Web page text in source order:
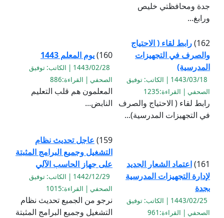
جدة ومحافظتي خليص
ورابغ...
162) رابط لقاء ( الاحتياج
والصرف في التجهيزات
المدرسية)
1443/03/18 | الكاتب: توفيق
الصحفي | القراءة:1235
رابط لقاء ( الاحتياج والصرف
في التجهيزات المدرسية)...
160) يوم المعلم 1443
1443/02/28 | الكاتب: توفيق
الصحفي | القراءة:886
المعلمون هم قلب التعليم
النابض...
161) اعتماد الشعار الجديد
لإدارة التجهيزات المدرسية
بجدة
1443/02/25 | الكاتب: توفيق
الصحفي | القراءة:961
159) عاجل تحديث نظام
التشغيل وجميع البرامج المثبتة
على جهاز الحاسب الآلي
1442/12/29 | الكاتب: توفيق
الصحفي | القراءة:1015
نرجو من الجميع تحديث نظام
التشغيل وجميع البرامج المثبتة